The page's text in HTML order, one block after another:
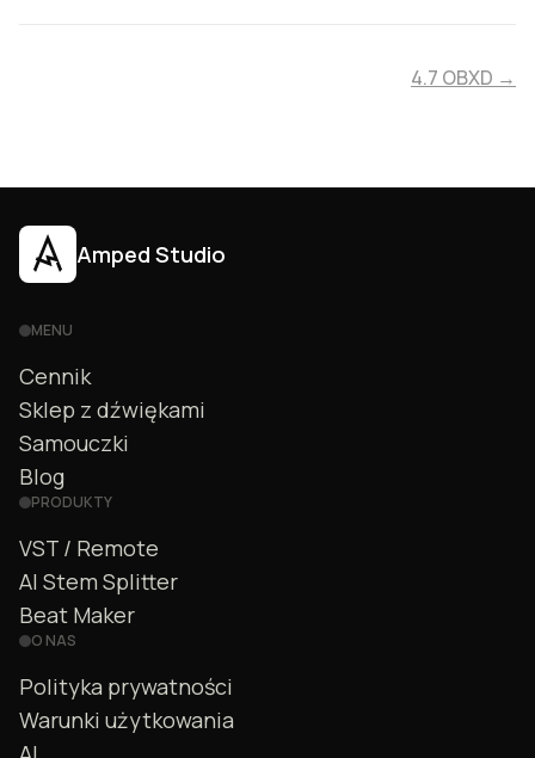
4.7 OBXD →
Amped Studio
MENU
Cennik
Sklep z dźwiękami
Samouczki
Blog
PRODUKTY
VST / Remote
AI Stem Splitter
Beat Maker
O NAS
Polityka prywatności
Warunki użytkowania